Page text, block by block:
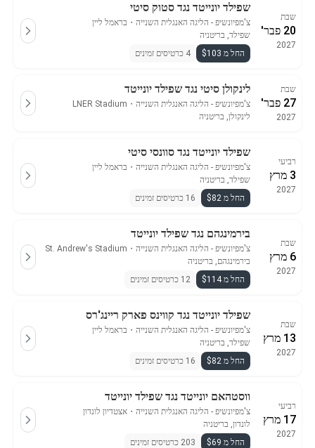
שבת
20 פבר'
2027
שפילד יונייטד נגד סטוק סיטי
צ'מפיונשיפ - הליגה האנגלית השנייה ・ בראמל ליין
שפילד, בריטניה
החל מ $103
4 כרטיסים זמינים
שבת
27 פבר'
2027
לינקולן סיטי נגד שפילד יונייטד
צ'מפיונשיפ - הליגה האנגלית השנייה ・
LNER Stadium
לינקולן, בריטניה
רביעי
3 מרץ
2027
שפילד יונייטד נגד סוונסי סיטי
צ'מפיונשיפ - הליגה האנגלית השנייה ・ בראמל ליין
שפילד, בריטניה
החל מ $82
16 כרטיסים זמינים
שבת
6 מרץ
2027
בירמינגהם נגד שפילד יונייטד
צ'מפיונשיפ - הליגה האנגלית השנייה ・
St. Andrew's Stadium
בירמינגהם, בריטניה
החל מ $114
12 כרטיסים זמינים
שבת
13 מרץ
2027
שפילד יונייטד נגד קווינס פארק ריינג'רס
צ'מפיונשיפ - הליגה האנגלית השנייה ・ בראמל ליין
שפילד, בריטניה
החל מ $82
16 כרטיסים זמינים
רביעי
17 מרץ
2027
ווסטהאם יונייטד נגד שפילד יונייטד
צ'מפיונשיפ - הליגה האנגלית השנייה ・ אצטדיון לונדון
לונדון, בריטניה
החל מ $69
203 כרטיסים זמינים